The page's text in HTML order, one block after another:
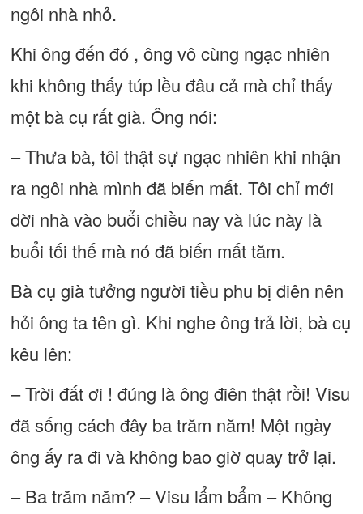
ngôi nhà nhỏ.
Khi ông đến đó , ông vô cùng ngạc nhiên
khi không thấy túp lều đâu cả mà chỉ thấy
một bà cụ rất già. Ông nói:
– Thưa bà, tôi thật sự ngạc nhiên khi nhận
ra ngôi nhà mình đã biến mất. Tôi chỉ mới
dời nhà vào buổi chiều nay và lúc này là
buổi tối thế mà nó đã biến mất tăm.
Bà cụ già tưởng người tiều phu bị điên nên
hỏi ông ta tên gì. Khi nghe ông trả lời, bà cụ
kêu lên:
– Trời đất ơi ! đúng là ông điên thật rồi! Visu
đã sống cách đây ba trăm năm! Một ngày
ông ấy ra đi và không bao giờ quay trở lại.
– Ba trăm năm? – Visu lẩm bẩm – Không